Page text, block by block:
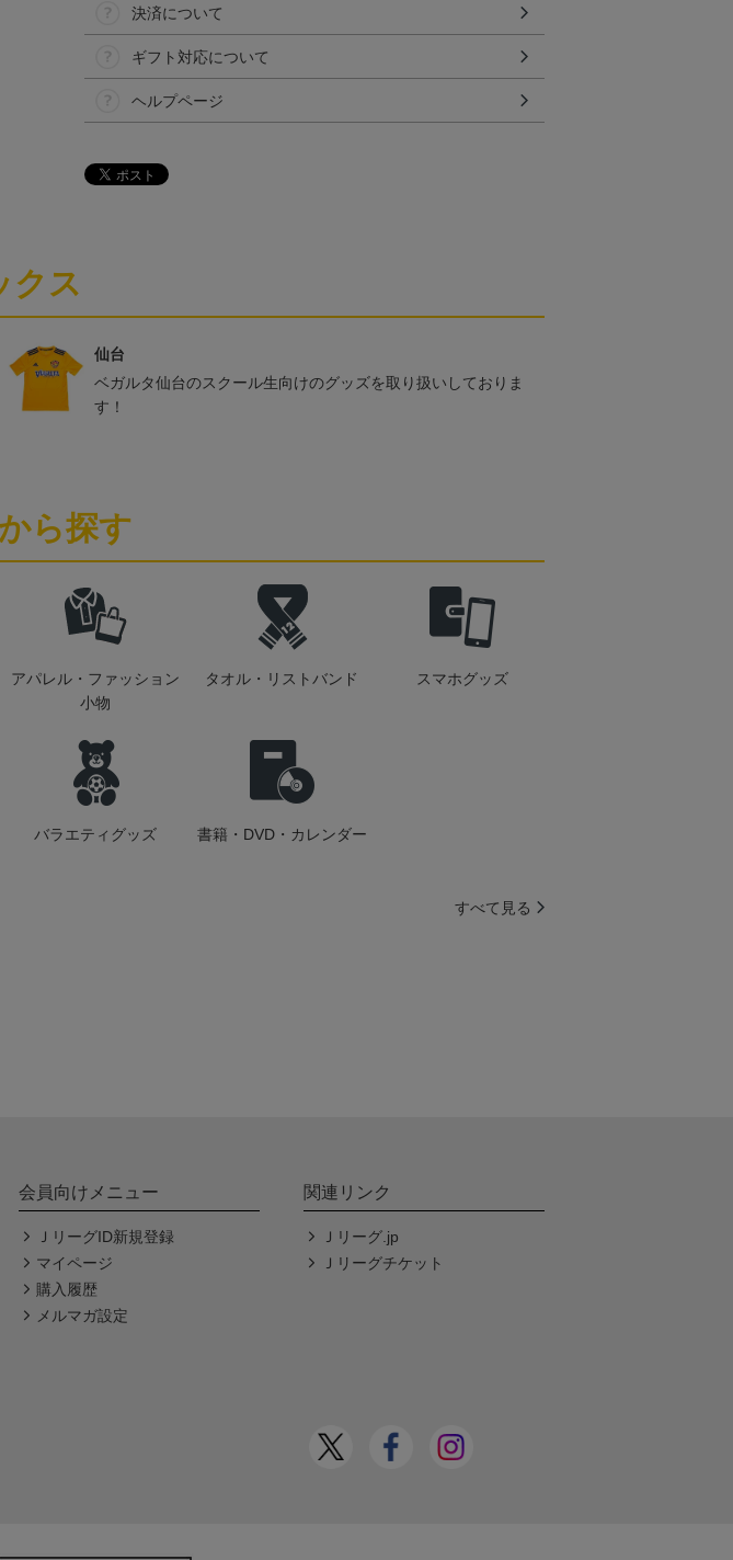
決済について
ギフト対応について
ヘルプページ
クス
仙台
ベガルタ仙台のスクール生向けのグッズを取り扱いしておりま
す！
ら探す
アパレル・ファッション
小物
タオル・リストバンド スマホグッズ
バラエティグッズ 書籍・DVD・カレンダー
すべて見る
会員向けメニュー
ＪリーグID新規登録
マイページ
購入履歴
メルマガ設定
関連リンク
Ｊリーグ.jp
Ｊリーグチケット